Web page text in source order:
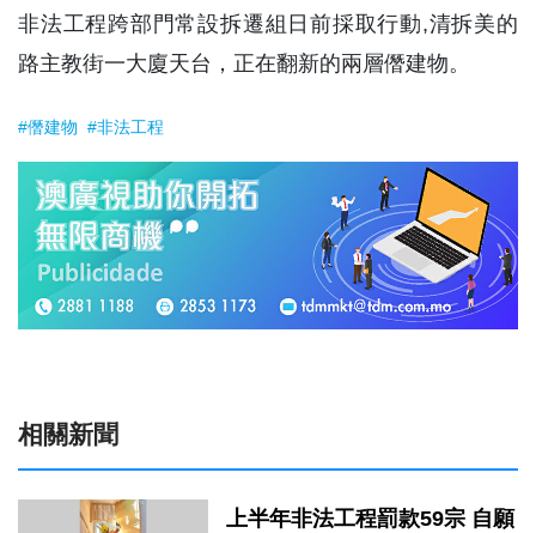
非法工程跨部門常設拆遷組日前採取行動,清拆美的
路主教街一大廈天台，正在翻新的兩層僭建物。
#僭建物 #非法工程
相關新聞
上半年非法工程罰款59宗 自願